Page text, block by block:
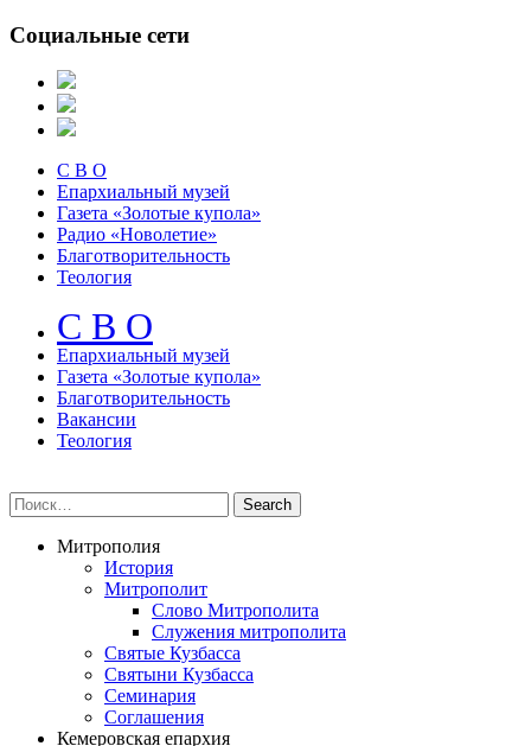
Социальные сети
С В О
Епархиальный музей
Газета «Золотые купола»
Радио «Новолетие»
Благотворительность
Теология
С В О
Епархиальный музeй
Газета «Золотые купола»
Благотворительность
Вакансии
Теология
Митрополия
История
Митрополит
Слово Митрополита
Служения митрополита
Святые Кузбасса
Святыни Кузбасса
Семинария
Соглашения
Кемеровская епархия